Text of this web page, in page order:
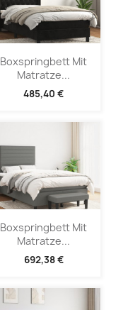
Boxspringbett Mit
Matratze...
485,40 €
Boxspringbett Mit
Matratze...
692,38 €